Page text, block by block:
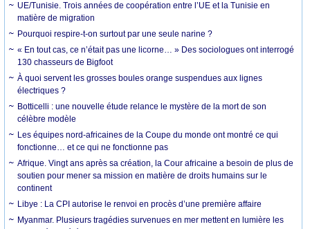
UE/Tunisie. Trois années de coopération entre l’UE et la Tunisie en
matière de migration
Pourquoi respire-t-on surtout par une seule narine ?
« En tout cas, ce n’était pas une licorne… » Des sociologues ont interrogé
130 chasseurs de Bigfoot
À quoi servent les grosses boules orange suspendues aux lignes
électriques ?
Botticelli : une nouvelle étude relance le mystère de la mort de son
célèbre modèle
Les équipes nord-africaines de la Coupe du monde ont montré ce qui
fonctionne… et ce qui ne fonctionne pas
Afrique. Vingt ans après sa création, la Cour africaine a besoin de plus de
soutien pour mener sa mission en matière de droits humains sur le
continent
Libye : La CPI autorise le renvoi en procès d’une première affaire
Myanmar. Plusieurs tragédies survenues en mer mettent en lumière les